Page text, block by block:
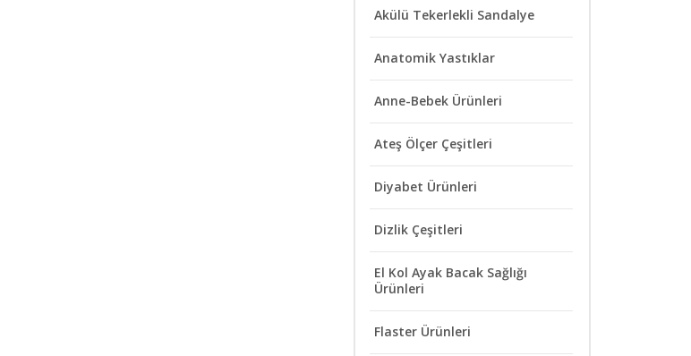
Akülü Tekerlekli Sandalye
Anatomik Yastıklar
Anne-Bebek Ürünleri
Ateş Ölçer Çeşitleri
Diyabet Ürünleri
Dizlik Çeşitleri
El Kol Ayak Bacak Sağlığı
Ürünleri
Flaster Ürünleri